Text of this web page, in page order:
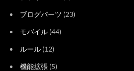
ブログパーツ (23)
モバイル (44)
ルール (12)
機能拡張 (5)